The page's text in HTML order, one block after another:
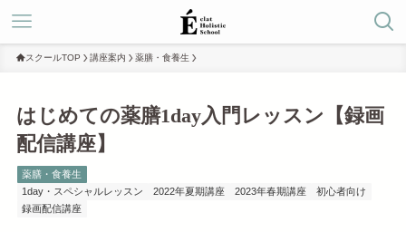
スクールTOP 講座案内 薬膳・食養生
はじめての薬膳1day入門レッスン【録画
配信講座】
薬膳・食養生
1day・スペシャルレッスン
2022年夏期講座 2023年春期講座
初心者向け
録画配信講座